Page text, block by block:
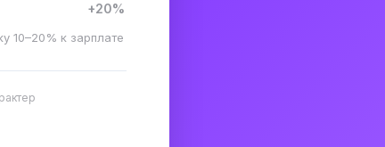
+20%
10–20% к зарплате